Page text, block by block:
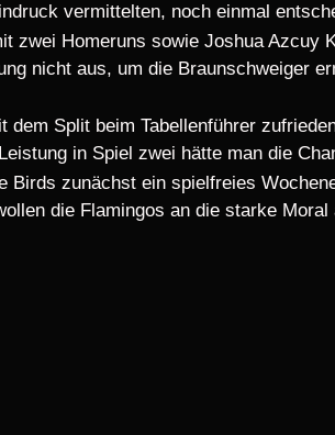
vermittelten, noch einmal
zwei Homeruns sowie Joshua Azcuy
nicht aus, um die Braunschweiger
dem Split beim Tabellenführer
in Spiel zwei hätte man die
Birds zunächst ein spielfreies
die Flamingos an die starke